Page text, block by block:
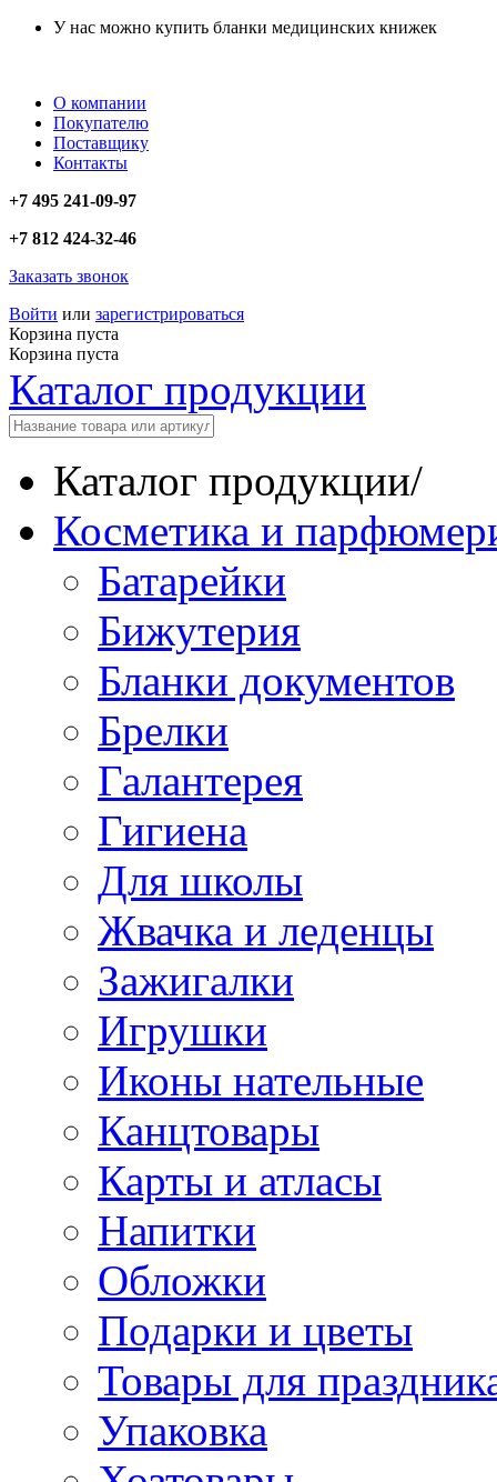
У нас можно купить бланки медицинских книжек
О компании
Покупателю
Поставщику
Контакты
+7 495 241-09-97
+7 812 424-32-46
Заказать звонок
Войти или зарегистрироваться
Корзина пуста
Корзина пуста
Каталог продукции
Каталог продукции/
Косметика и
Батарейки
Бижутерия
Бланки документов
Брелки
Галантерея
Гигиена
Для школы
Жвачка и леденцы
Зажигалки
Игрушки
Иконы нательные
Канцтовары
Карты и атласы
Напитки
Обложки
Подарки и цветы
Товары для
Упаковка